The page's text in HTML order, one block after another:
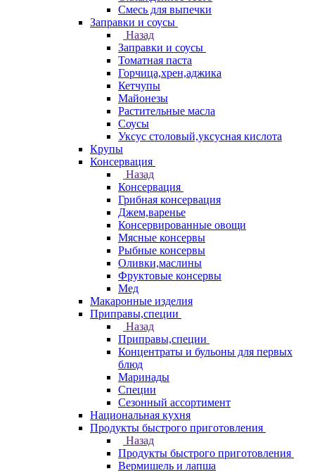
Смесь для выпечки
Заправки и соусы
Назад
Заправки и соусы
Томатная паста
Горчица,хрен,аджика
Кетчупы
Майонезы
Растительные масла
Соусы
Уксус столовый,уксусная кислота
Крупы
Консервация
Назад
Консервация
Грибная консервация
Джем,варенье
Консервированные овощи
Мясные консервы
Рыбные консервы
Оливки,маслины
Фруктовые консервы
Мед
Макаронные изделия
Приправы,специи
Назад
Приправы,специи
Концентраты и бульоны для первых
блюд
Маринады
Специи
Сезонный ассортимент
Национальная кухня
Продукты быстрого приготовления
Назад
Продукты быстрого приготовления
Вермишель и лапша